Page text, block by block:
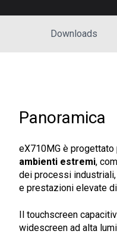
Downloads
Panoramica
eX710MG è progettato
ambienti estremi,
dei processi
e prestazioni elevate
Il touchscreen
widescreen ad alta